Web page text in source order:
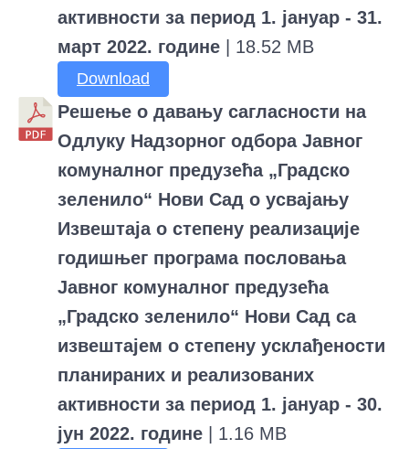
активности за период 1. јануар - 31.
март 2022. године | 18.52 MB
Download
Решење о давању сагласности на
Одлуку Надзорног одбора Јавног
комуналног предузећа „Градско
зеленило“ Нови Сад о усвајању
Извештаја о степену реализације
годишњег програма пословања
Јавног комуналног предузећа
„Градско зеленило“ Нови Сад са
извештајем о степену усклађености
планираних и реализованих
активности за период 1. јануар - 30.
јун 2022. године | 1.16 MB